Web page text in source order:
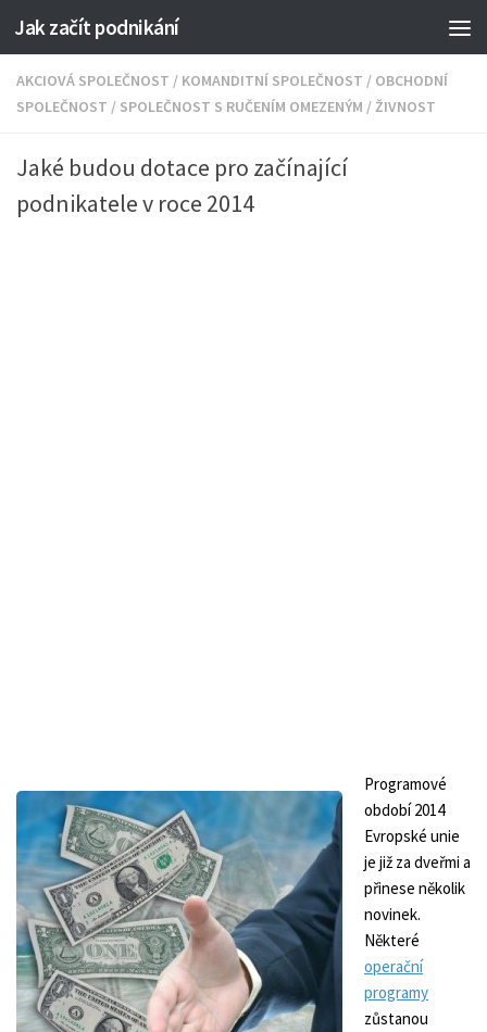
Jak začít podnikání
AKCIOVÁ SPOLEČNOST / KOMANDITNÍ SPOLEČNOST / OBCHODNÍ
SPOLEČNOST / SPOLEČNOST S RUČENÍM OMEZENÝM /ŽIVNOST
Jaké budou dotace pro začínající
podnikatele v roce 2014
Programové
období 2014
Evropské unie
je již za dveřmi a
přinese několik
novinek.
Některé
operační
programy
zůstanou